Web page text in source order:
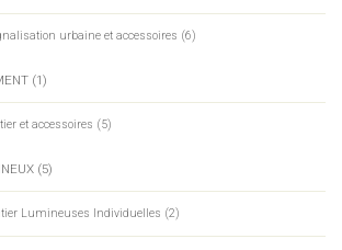
urbaine et accessoires (6)
(1)
et accessoires (5)
(5)
Lumineuses Individuelles (2)